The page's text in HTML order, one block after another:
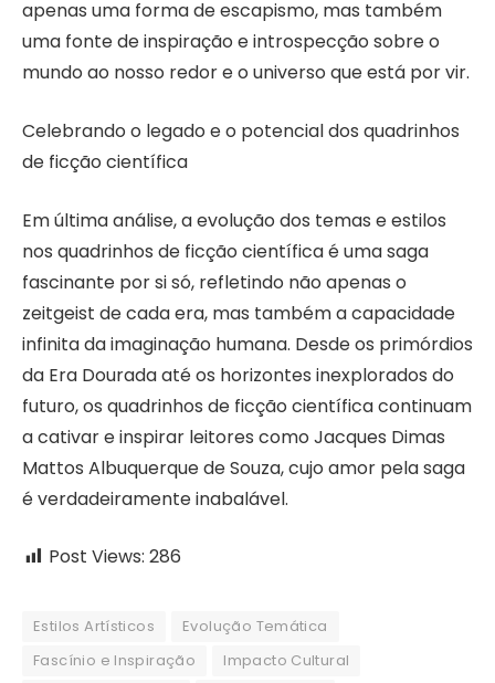
apenas uma forma de escapismo, mas também
uma fonte de inspiração e introspecção sobre o
mundo ao nosso redor e o universo que está por vir.
Celebrando o legado e o potencial dos quadrinhos
de ficção científica
Em última análise, a evolução dos temas e estilos
nos quadrinhos de ficção científica é uma saga
fascinante por si só, refletindo não apenas o
zeitgeist de cada era, mas também a capacidade
infinita da imaginação humana. Desde os primórdios
da Era Dourada até os horizontes inexplorados do
futuro, os quadrinhos de ficção científica continuam
a cativar e inspirar leitores como Jacques Dimas
Mattos Albuquerque de Souza, cujo amor pela saga
é verdadeiramente inabalável.
Post Views: 286
Estilos Artísticos
Evolução Temática
Fascínio e Inspiração
Impacto Cultural